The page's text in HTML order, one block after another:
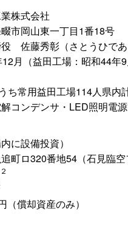
株式会社
市岡山東一丁目1番18号
役 佐藤秀彰（さとうひであ
月（益田工場：昭和44年9
ち常用益田工場114人県内
解コンデンサ・LED照明電
に設備投資）
町ロ320番地54（石見臨空
２
（償却資産のみ）